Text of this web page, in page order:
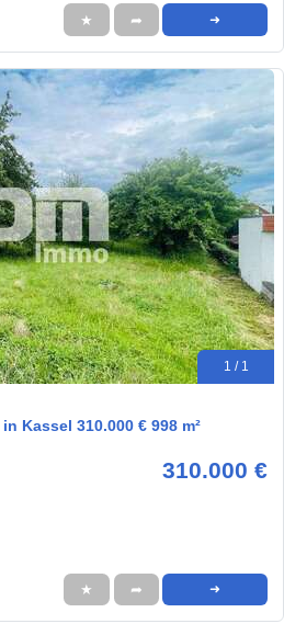
★ ➦ ➜
1 / 1
Kassel 310.000 € 998 m²
310.000 €
★ ➦ ➜